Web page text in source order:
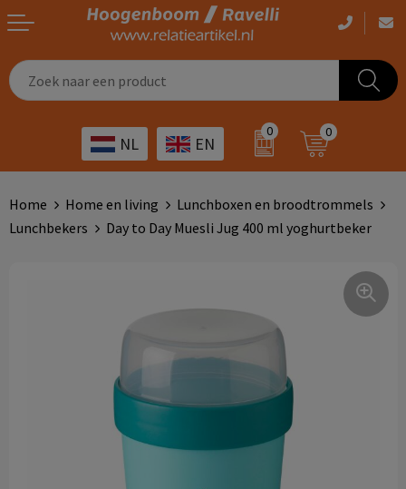
NL EN
0 0
Giveaways
Outdoor
Schrijfwaren
Technologie & gadgets
Themageschenken
Werkkleding
Sportkleding
Outdoor artikelen bedrukken
Giveaways bedrukken
Transport
Horeca
Home Home en living
Lunchboxen en broodtrommels
Lunchbekers
Day to Day Muesli Jug 400 ml yoghurtbeker